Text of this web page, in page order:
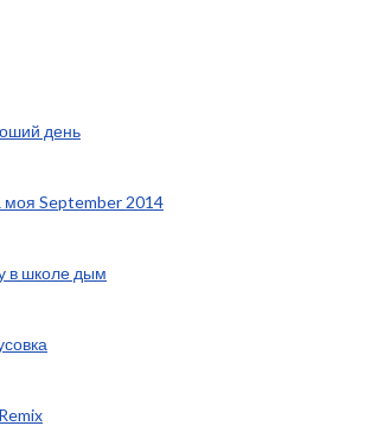
день
моя September 2014
в школе дым